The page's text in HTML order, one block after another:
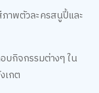
แก๊งพีนัทส์ มามอบ
งยังฝึกการคิด
สร้างสรรค์ผ่านงาน
ใจเย็น และความ